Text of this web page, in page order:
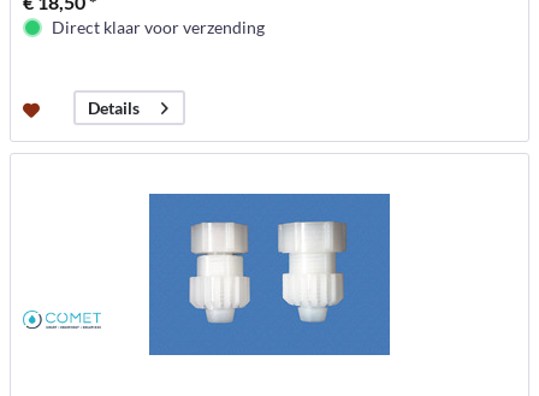
Direct klaar voor verzending
Details